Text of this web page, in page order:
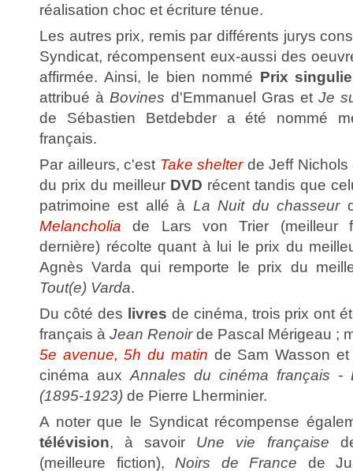
réalisation choc et écriture ténue.
Les autres prix, remis par différents jurys
Syndicat, récompensent eux-aussi des
affirmée. Ainsi, le bien nommé Prix
attribué àBovines d'Emmanuel Gras etJe
de Sébastien Betdebder a été nommé
français.
Par ailleurs, c'est Take shelterde Jeff Nichols
du prix du meilleur DVD récent tandis que
patrimoine est allé à La Nuit du chasseur
Melancholia de Lars von Trier (meilleur
dernière) récolte quant à lui le prix du
Agnès Varda qui remporte le prix du
Tout(e) Varda.
Du côté des livres de cinéma, trois prix ont
français à Jean Renoirde Pascal Mérigeau ;
5e avenue, 5h du matin de Sam Wasson
cinéma aux Annales du cinéma français -
(1895-1923) de Pierre Lherminier.
A noter que le Syndicat récompense
télévision, à savoir Une vie française
(meilleure fiction),Noirs de France de